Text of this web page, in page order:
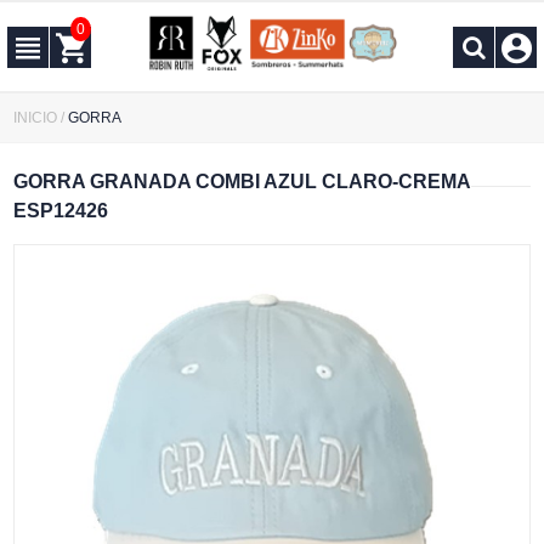
0
INICIO /GORRA
GORRA GRANADA COMBI AZUL CLARO-CREMA
ESP12426